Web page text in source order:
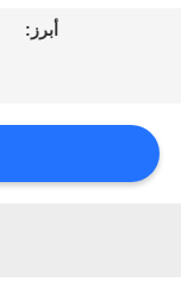
الجودة
أبرز: